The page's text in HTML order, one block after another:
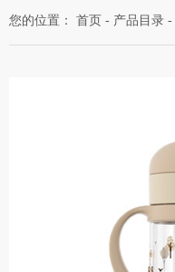
您的位置： 首页 - 产品目录 -